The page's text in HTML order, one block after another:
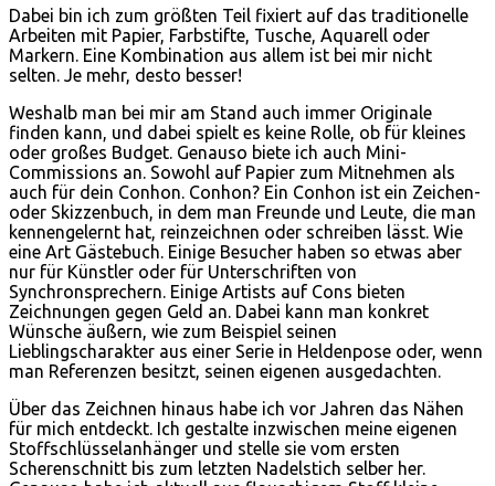
Dabei bin ich zum größten Teil fixiert auf das traditionelle
Arbeiten mit Papier, Farbstifte, Tusche, Aquarell oder
Markern. Eine Kombination aus allem ist bei mir nicht
selten. Je mehr, desto besser!
Weshalb man bei mir am Stand auch immer Originale
finden kann, und dabei spielt es keine Rolle, ob für kleines
oder großes Budget. Genauso biete ich auch Mini-
Commissions an. Sowohl auf Papier zum Mitnehmen als
auch für dein Conhon. Conhon? Ein Conhon ist ein Zeichen-
oder Skizzenbuch, in dem man Freunde und Leute, die man
kennengelernt hat, reinzeichnen oder schreiben lässt. Wie
eine Art Gästebuch. Einige Besucher haben so etwas aber
nur für Künstler oder für Unterschriften von
Synchronsprechern. Einige Artists auf Cons bieten
Zeichnungen gegen Geld an. Dabei kann man konkret
Wünsche äußern, wie zum Beispiel seinen
Lieblingscharakter aus einer Serie in Heldenpose oder, wenn
man Referenzen besitzt, seinen eigenen ausgedachten.
Über das Zeichnen hinaus habe ich vor Jahren das Nähen
für mich entdeckt. Ich gestalte inzwischen meine eigenen
Stoffschlüsselanhänger und stelle sie vom ersten
Scherenschnitt bis zum letzten Nadelstich selber her.